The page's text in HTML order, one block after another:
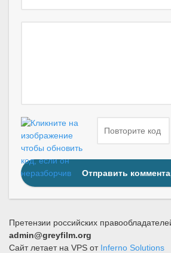
Отправить
Претензии российских
admin@greyfilm.org
Сайт летает на VPS от Inferno Solutions